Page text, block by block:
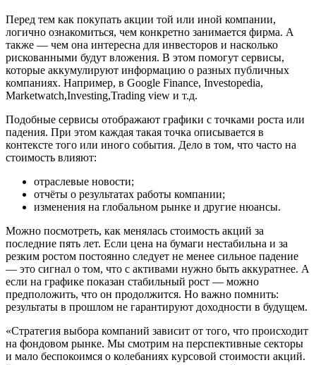
Перед тем как покупать акции той или иной компании,
логично ознакомиться, чем конкретно занимается фирма. А
также — чем она интересна для инвесторов и насколько
рискованными будут вложения. В этом помогут сервисы,
которые аккумулируют информацию о разных публичных
компаниях. Например, в Google Finance, Investopedia,
Marketwatch,Investing,Trading view и т.д.
Подобные сервисы отображают графики с точками роста или
падения. При этом каждая такая точка описывается в
контексте того или иного события. Дело в том, что часто на
стоимость влияют:
отраслевые новости;
отчёты о результатах работы компании;
изменения на глобальном рынке и другие нюансы.
Можно посмотреть, как менялась стоимость акций за
последние пять лет. Если цена на бумаги нестабильна и за
резким ростом постоянно следует не менее сильное падение
— это сигнал о том, что с активами нужно быть аккуратнее. А
если на графике показан стабильный рост — можно
предположить, что он продолжится. Но важно помнить:
результаты в прошлом не гарантируют доходности в будущем.
«Стратегия выбора компаний зависит от того, что происходит
на фондовом рынке. Мы смотрим на перспективные секторы
и мало беспокоимся о колебаниях курсовой стоимости акций.